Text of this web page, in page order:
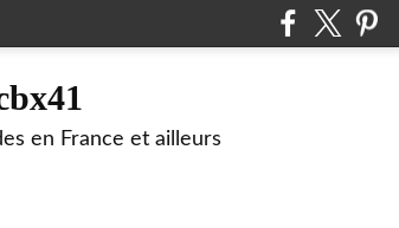
en France et ailleurs